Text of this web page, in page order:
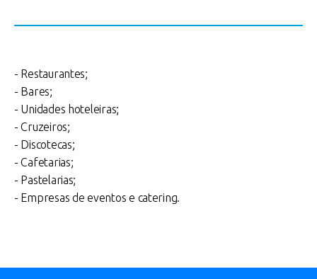
- Restaurantes;
- Bares;
- Unidades hoteleiras;
- Cruzeiros;
- Discotecas;
- Cafetarias;
- Pastelarias;
- Empresas de eventos e catering.